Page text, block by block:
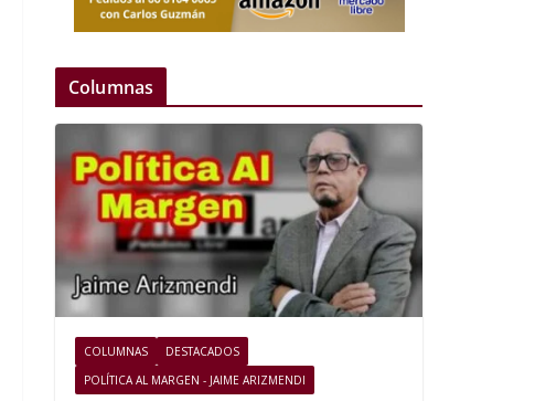
Columnas
COLUMNAS
DESTACADOS
POLÍTICA AL MARGEN - JAIME ARIZMENDI